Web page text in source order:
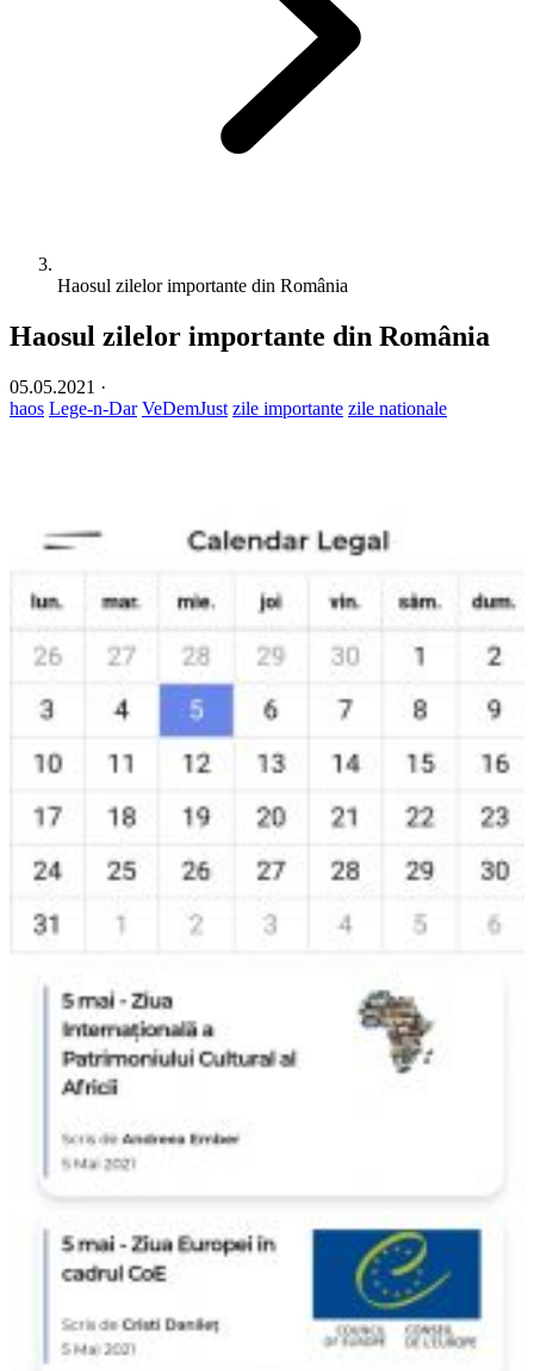
Haosul zilelor importante din România
Haosul zilelor importante din România
05.05.2021 ·
haos Lege-n-Dar VeDemJust zile importante zile nationale